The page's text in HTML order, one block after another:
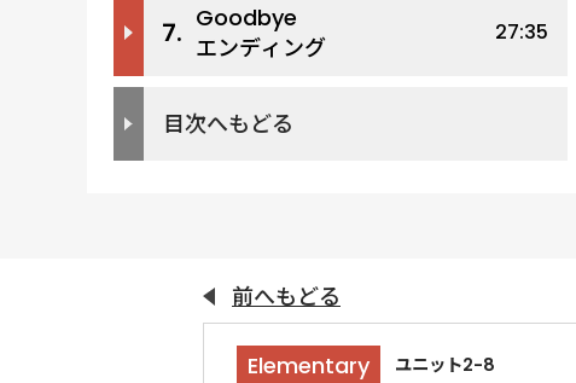
7. Goodbye
エンディング
27:35
目次へもどる
前へもどる
Elementary ユニット2-8